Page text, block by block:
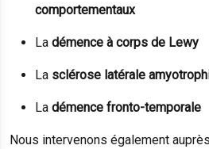
comportementaux
La démence à corps de Lewy
La sclérose latérale
La démence fronto-temporale
Nous intervenons également